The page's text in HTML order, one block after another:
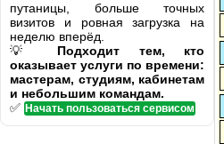
путаницы, больше точных
визитов и ровная загрузка на
неделю вперёд.
💡 Подходит тем, кто
оказывает услуги по времени:
мастерам, студиям, кабинетам
и небольшим командам.
✅ Начать пользоваться сервисом